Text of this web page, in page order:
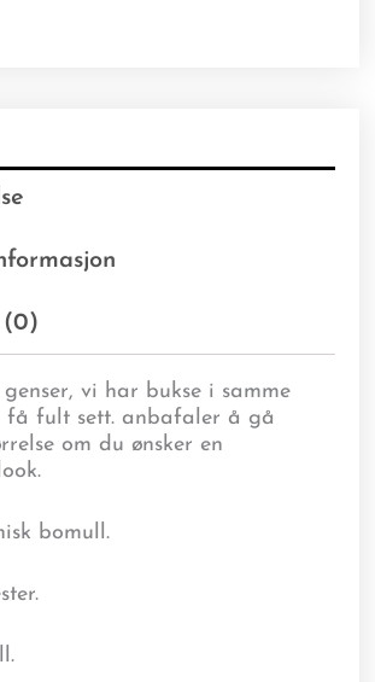
(0)
vi har bukse i samme
få fult sett. anbafaler å gå
om du ønsker en
bomull.